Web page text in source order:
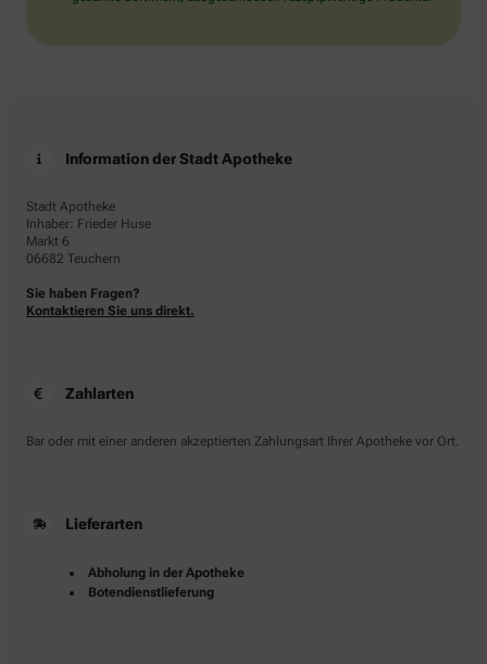
Information der Stadt Apotheke
Stadt Apotheke
Inhaber: Frieder Huse
Markt 6
06682 Teuchern
Sie haben Fragen?
Kontaktieren Sie uns direkt.
Zahlarten
Bar oder mit einer anderen akzeptierten Zahlungsart Ihrer Apotheke vor Ort.
Lieferarten
Abholung in der Apotheke
Botendienstlieferung